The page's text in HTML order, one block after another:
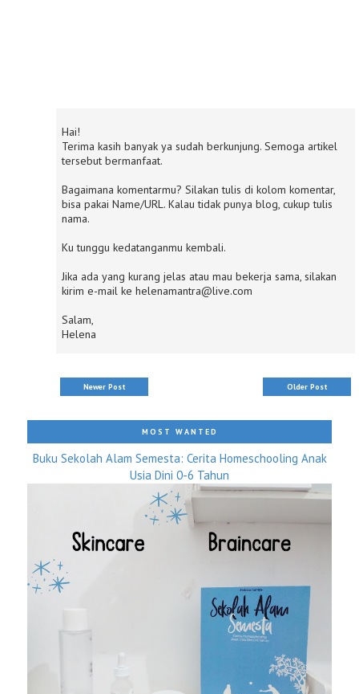
Hai!
Terima kasih banyak ya sudah berkunjung. Semoga artikel
tersebut bermanfaat.
Bagaimana komentarmu? Silakan tulis di kolom komentar,
bisa pakai Name/URL. Kalau tidak punya blog, cukup tulis
nama.
Ku tunggu kedatanganmu kembali.
Jika ada yang kurang jelas atau mau bekerja sama, silakan
kirim e-mail ke helenamantra@live.com
Salam,
Helena
Newer Post Older Post
MOST WANTED
Buku Sekolah Alam Semesta: Cerita Homeschooling Anak
Usia Dini 0-6 Tahun